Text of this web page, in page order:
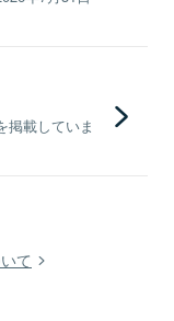
掲載していま
て